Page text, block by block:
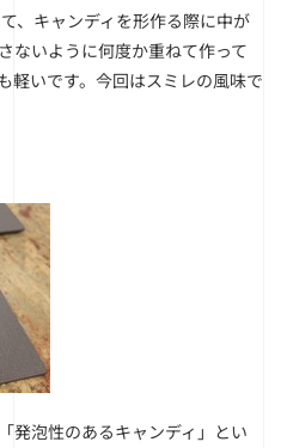
、キャンディを形作る際に中が
ないように何度か重ねて作って
軽いです。今回はスミレの風味で
発泡性のあるキャンディ」とい